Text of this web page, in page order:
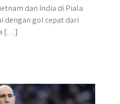
dan India di Piala
dengan gol cepat dari
[…]